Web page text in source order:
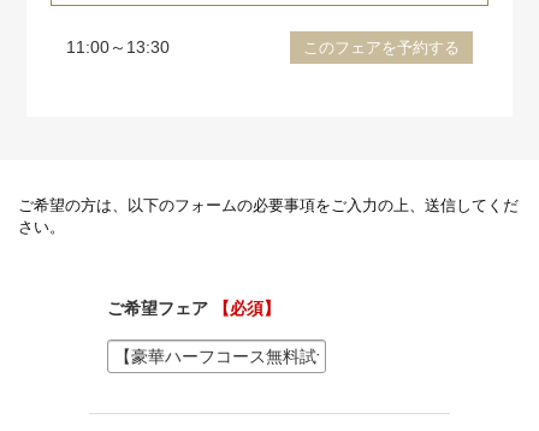
11:00～13:30 このフェアを予約する